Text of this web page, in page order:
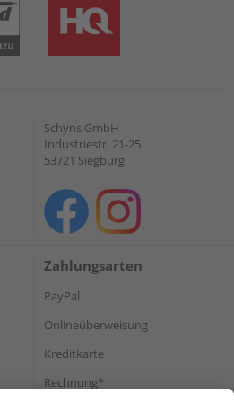
Schyns GmbH
Industriestr. 21-25
53721 Siegburg
Zahlungsarten
PayPal
Onlineüberweisung
Kreditkarte
Rechnung*